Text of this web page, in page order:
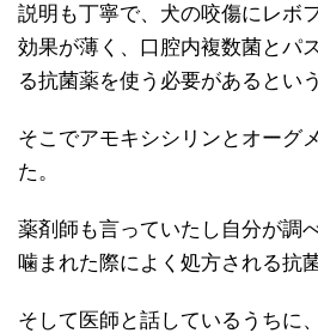
説明も丁寧で、犬の咬傷にレボ
効果が薄く、口腔内複数菌とパ
る抗菌薬を使う必要があるとい
そこでアモキシシリンとオーグ
た。
薬剤師も言っていたし自分が調
噛まれた際によく処方される抗
そして医師と話しているうちに